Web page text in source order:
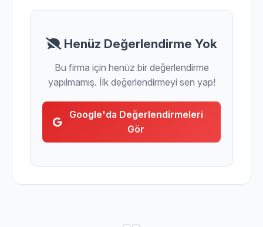
Henüz Değerlendirme Yok
Bu firma için henüz bir değerlendirme
yapılmamış. İlk değerlendirmeyi sen yap!
Google'da Değerlendirmeleri
Gör